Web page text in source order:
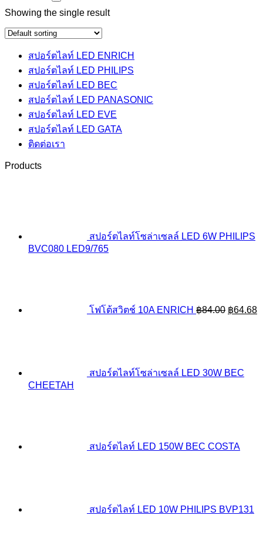
Showing the single result
สปอร์ตไลท์ LED ENRICH
สปอร์ตไลท์ LED PHILIPS
สปอร์ตไลท์ LED BEC
สปอร์ตไลท์ LED PANASONIC
สปอร์ตไลท์ LED EVE
สปอร์ตไลท์ LED GATA
ติดต่อเรา
Products
สปอร์ตไลท์โซล่าเซลล์ LED 6W PHILIPS
BVC080 LED9/765
โฟโต้สวิตช์ 10A ENRICH ฿84.00 ฿64.68
สปอร์ตไลท์โซล่าเซลล์ LED 30W BEC
CHEETAH
สปอร์ตไลท์ LED 150W BEC COSTA
สปอร์ตไลท์ LED 10W PHILIPS BVP131